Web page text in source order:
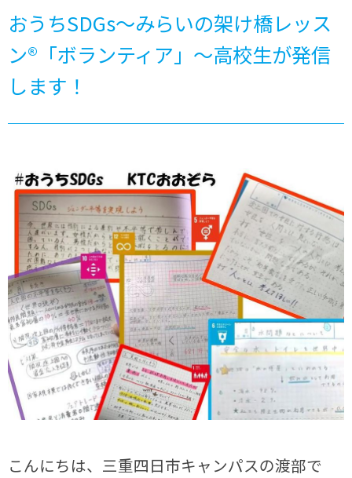
おうちSDGs～みらいの架け橋レッス
ン®「ボランティア」～高校生が発信
します！
こんにちは、三重四日市キャンパスの渡部で